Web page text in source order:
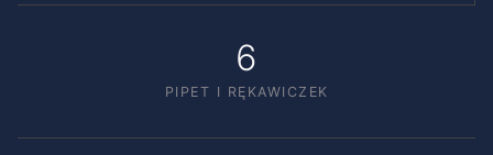
6
PIPET I RĘKAWICZEK